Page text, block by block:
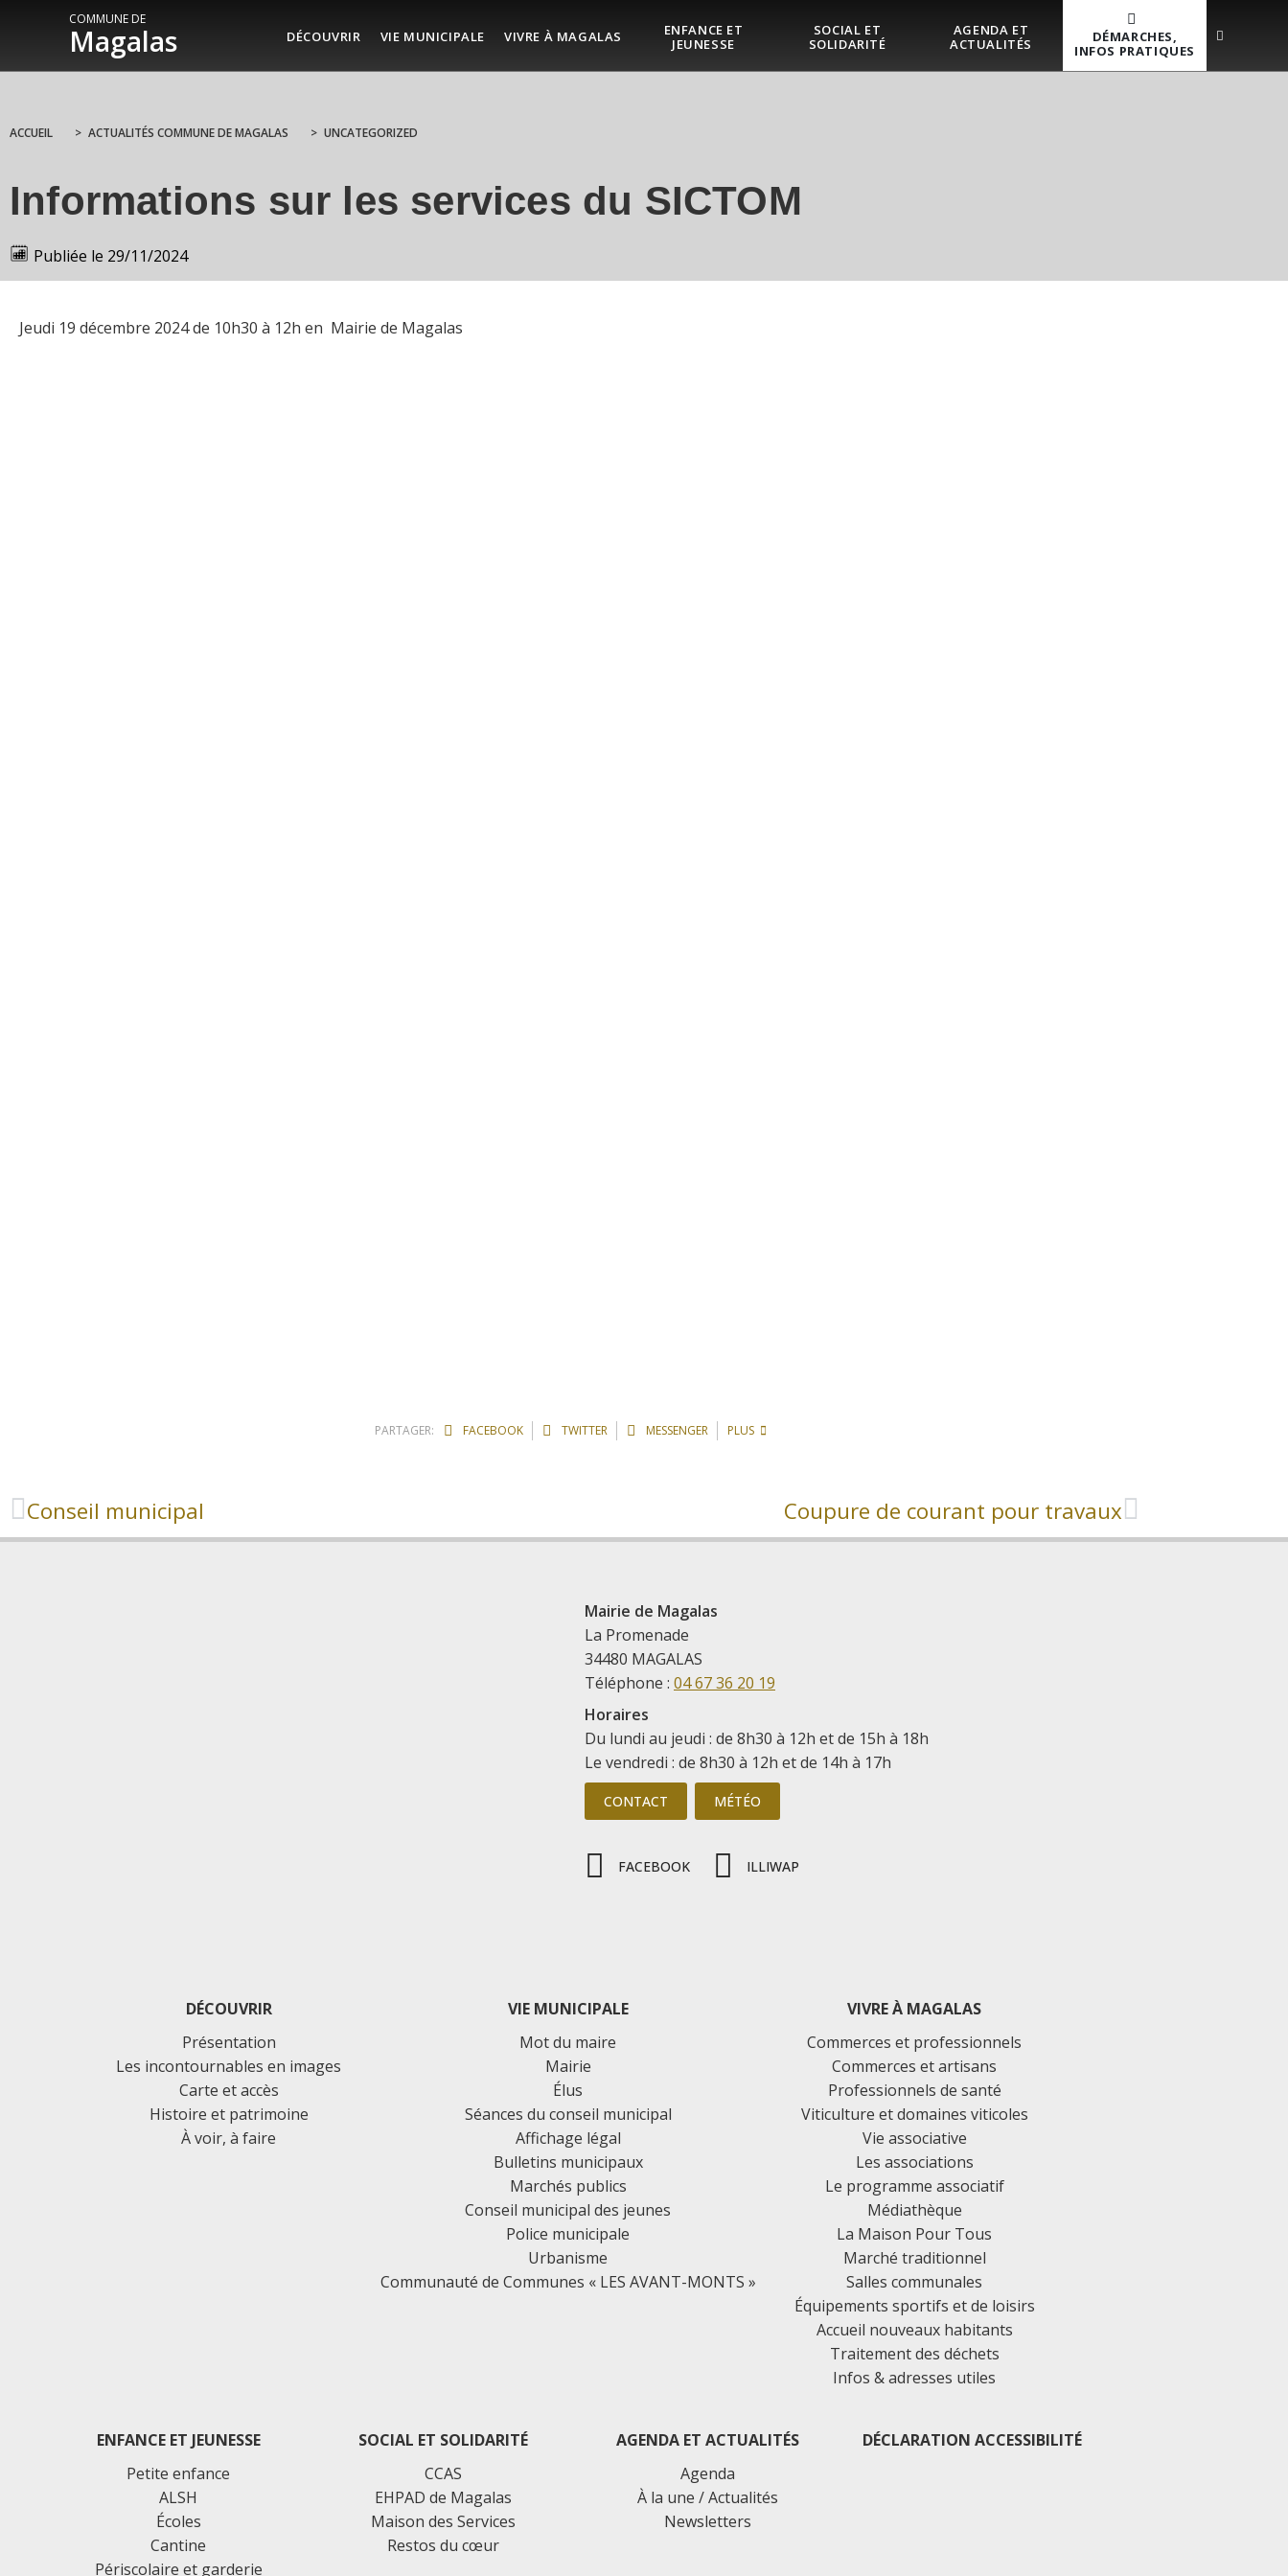
COMMUNE DE
Magalas DÉCOUVRIR VIE MUNICIPALE VIVRE À MAGALAS
ENFANCE ET
JEUNESSE
SOCIAL ET
SOLIDARITÉ
AGENDA ET
ACTUALITÉS
DÉMARCHES,
INFOS PRATIQUES
ACCUEIL > ACTUALITÉS COMMUNE DE MAGALAS > UNCATEGORIZED
Informations sur les services du SICTOM
Publiée le 29/11/2024
Jeudi 19 décembre 2024 de 10h30 à 12h en Mairie de Magalas
PARTAGER: FACEBOOK TWITTER MESSENGER PLUS
Conseil municipal Coupure de courant pour travaux
Mairie de Magalas
La Promenade
34480 MAGALAS
Téléphone : 04 67 36 20 19
Horaires
Du lundi au jeudi : de 8h30 à 12h et de 15h à 18h
Le vendredi : de 8h30 à 12h et de 14h à 17h
CONTACT MÉTÉO
FACEBOOK ILLIWAP
DÉCOUVRIR
Présentation
Les incontournables en images
Carte et accès
Histoire et patrimoine
À voir, à faire
VIE MUNICIPALE
Mot du maire
Mairie
Élus
Séances du conseil municipal
Affichage légal
Bulletins municipaux
Marchés publics
Conseil municipal des jeunes
Police municipale
Urbanisme
Communauté de Communes « LES AVANT-MONTS »
VIVRE À MAGALAS
Commerces et professionnels
Commerces et artisans
Professionnels de santé
Viticulture et domaines viticoles
Vie associative
Les associations
Le programme associatif
Médiathèque
La Maison Pour Tous
Marché traditionnel
Salles communales
Équipements sportifs et de loisirs
Accueil nouveaux habitants
Traitement des déchets
Infos & adresses utiles
ENFANCE ET JEUNESSE
Petite enfance
ALSH
Écoles
Cantine
Périscolaire et garderie
SOCIAL ET SOLIDARITÉ
CCAS
EHPAD de Magalas
Maison des Services
Restos du cœur
AGENDA ET ACTUALITÉS
Agenda
À la une / Actualités
Newsletters
DÉCLARATION ACCESSIBILITÉ